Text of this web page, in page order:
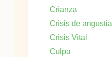
Crianza
Crisis de angustia
Crisis Vital
Culpa